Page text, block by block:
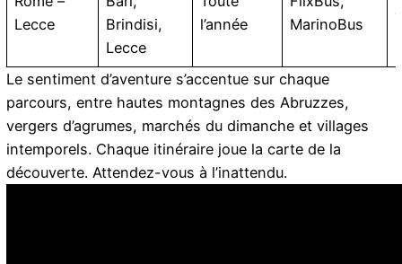
Lecce
Brindisi,
Lecce
l’année
MarinoBus
Le sentiment d’aventure s’accentue sur chaque
parcours, entre hautes montagnes des Abruzzes,
vergers d’agrumes, marchés du dimanche et villages
intemporels. Chaque itinéraire joue la carte de la
découverte. Attendez-vous à l’inattendu.